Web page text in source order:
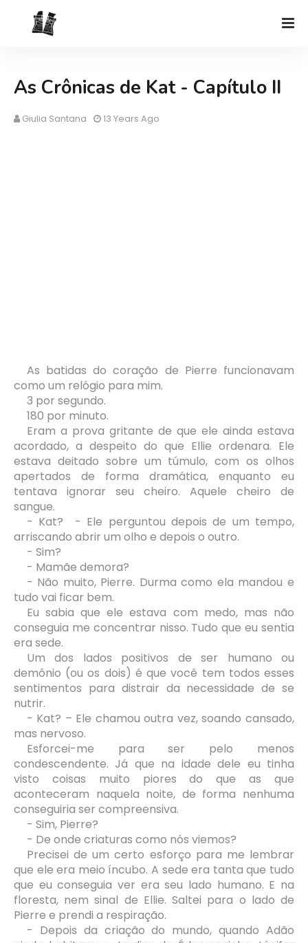
As Crônicas de Kat - Capítulo II
Giulia Santana 13 Years Ago
As batidas do coração de Pierre funcionavam
como um relógio para mim.
3 por segundo.
180 por minuto.
Eram a prova gritante de que ele ainda estava
acordado, a despeito do que Ellie ordenara. Ele
estava deitado sobre um túmulo, com os olhos
apertados de forma dramática, enquanto eu
tentava ignorar seu cheiro. Aquele cheiro de
sangue.
- Kat? - Ele perguntou depois de um tempo,
arriscando abrir um olho e depois o outro.
- Sim?
- Mamãe demora?
- Não muito, Pierre. Durma como ela mandou e
tudo vai ficar bem.
Eu sabia que ele estava com medo, mas não
conseguia me concentrar nisso. Tudo que eu sentia
era sede.
Um dos lados positivos de ser humano ou
demônio (ou os dois) é que você tem todos esses
sentimentos para distrair da necessidade de se
nutrir.
- Kat? – Ele chamou outra vez, soando cansado,
mas nervoso.
Esforcei-me para ser pelo menos
condescendente. Já que na idade dele eu tinha
visto coisas muito piores do que as que
aconteceram naquela noite, de forma nenhuma
conseguiria ser compreensiva.
- Sim, Pierre?
- De onde criaturas como nós viemos?
Precisei de um certo esforço para me lembrar
que ele era meio íncubo. A sede era tanta que tudo
que eu conseguia ver era seu lado humano. E na
floresta, nem sinal de Ellie. Saltei para o lado de
Pierre e prendi a respiração.
- Depois da criação do mundo, quando Adão